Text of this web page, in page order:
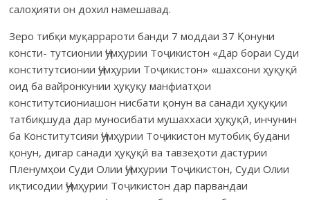
салоҳияти он дохил намешавад.
Зеро тибқи муқаррароти банди 7 моддаи 37 Қонуни
консти- тутсионии Ҷумҳурии Тоҷикистон «Дар бораи Суди
конститутсионии Ҷумҳурии Тоҷикистон» «шахсони ҳуқуқӣ
оид ба вайронкунии ҳуқуқу манфиатҳои
конститутсиониашон нисбати қонун ва санади ҳуқуқии
татбиқшуда дар муносибати мушаххаси ҳуқуқӣ, инчунин
ба Конститутсияи Ҷумҳурии Тоҷикистон мутобиқ будани
қонун, дигар санади ҳуқуқӣ ва тавзеҳоти дастурии
Пленумҳои Суди Олии Ҷумҳурии Тоҷикистон, Суди Олии
иқтисодии Ҷумҳурии Тоҷикистон дар парвандаи